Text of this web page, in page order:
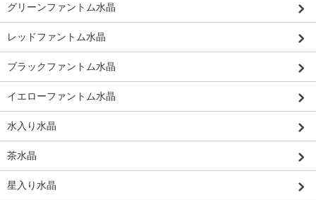
グリーンファントム水晶
レッドファントム水晶
ブラックファントム水晶
イエローファントム水晶
水入り水晶
茶水晶
星入り水晶